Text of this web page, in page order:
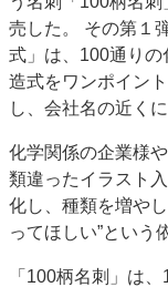
2022 見える化・MIS特集
特集・デジタル印刷 ア
JAPAN PACK 2023 特集
特集・デジタル印刷 ～
案内
発刊案内
JFPI
運営
会社案内
購読
売した。 その第１
式」は、100通りの
造式をワンポイン
し、会社名の近く
化学関係の企業様
類違ったイラスト
化し、種類を増や
ってほしい”という
「100柄名刺」は